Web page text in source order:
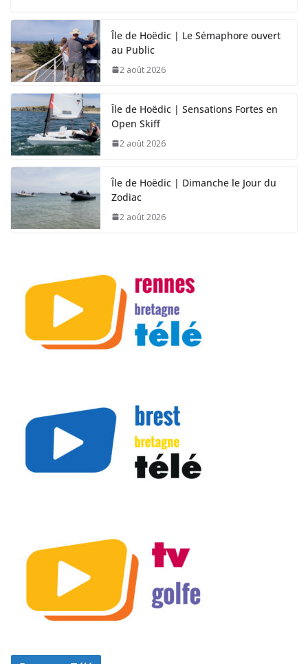
Île de Hoëdic | Le Sémaphore ouvert
au Public
2 août 2026
Île de Hoëdic | Sensations Fortes en
Open Skiff
2 août 2026
Île de Hoëdic | Dimanche le Jour du
Zodiac
2 août 2026